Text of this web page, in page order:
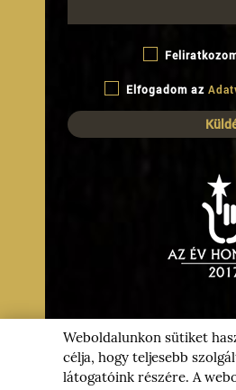
Elfogadom az
Design és
Weboldalunkon sütiket
célja, hogy teljesebb
látogatóink részére. A